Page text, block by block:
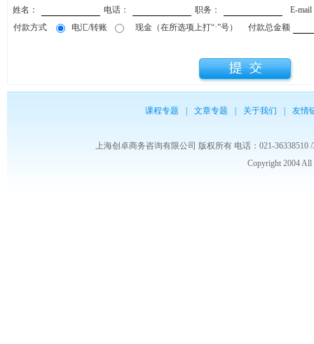
姓名：
电话： 职务：
E-mail
付款方式
电汇/转账 现金（在所选项上打“·”号） 付款总金额
课程专题 文章专题 关于我们 友情
上海创卓商务咨询有限公司 版权所有 电话：021-36338510 /
Copyright 2004 All